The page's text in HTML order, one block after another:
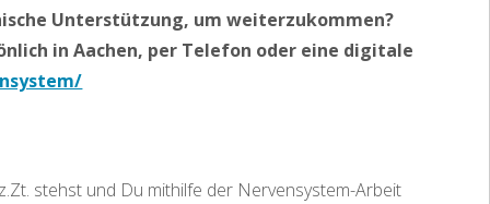
Unterstützung, um weiterzukommen?
in Aachen, per Telefon oder eine digitale
stehst und Du mithilfe der Nervensystem-Arbeit